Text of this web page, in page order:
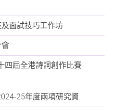
面試技巧工作坊
四屆全港詩詞創作比賽
25年度兩項研究資